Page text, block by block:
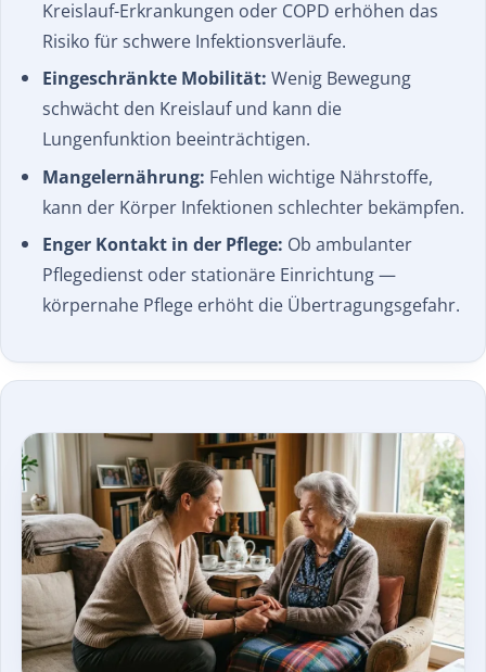
Kreislauf-Erkrankungen oder COPD erhöhen das
Risiko für schwere Infektionsverläufe.
Eingeschränkte Mobilität: Wenig Bewegung
schwächt den Kreislauf und kann die
Lungenfunktion beeinträchtigen.
Mangelernährung: Fehlen wichtige Nährstoffe,
kann der Körper Infektionen schlechter bekämpfen.
Enger Kontakt in der Pflege: Ob ambulanter
Pflegedienst oder stationäre Einrichtung —
körpernahe Pflege erhöht die Übertragungsgefahr.